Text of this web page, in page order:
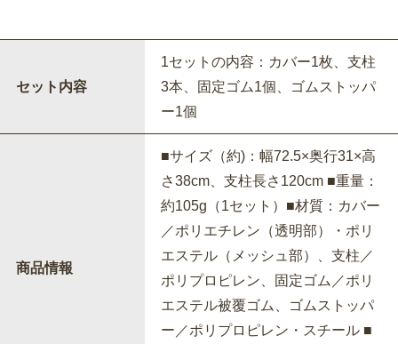
セット内容
1セットの内容：カバー1枚、支柱
3本、固定ゴム1個、ゴムストッパ
ー1個
商品情報
■サイズ（約)：幅72.5×奥行31×高
さ38cm、支柱長さ120cm ■重量：
約105g（1セット）■材質：カバー
／ポリエチレン（透明部）・ポリ
エステル（メッシュ部）、支柱／
ポリプロピレン、固定ゴム／ポリ
エステル被覆ゴム、ゴムストッパ
ー／ポリプロピレン・スチール ■